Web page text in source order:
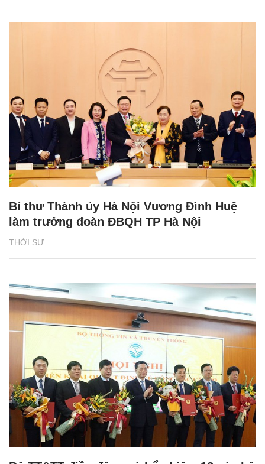
THỜI SỰ
Bí thư Thành ủy Hà Nội Vương Đình Huệ
làm trưởng đoàn ĐBQH TP Hà Nội